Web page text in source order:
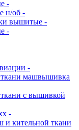
-
н/об -
вышитые -
-
-
машвышивка
с вышивкой
-
и кительной ткани